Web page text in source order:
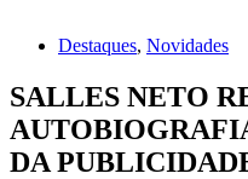
Destaques, Novidades
SALLES NETO
DA